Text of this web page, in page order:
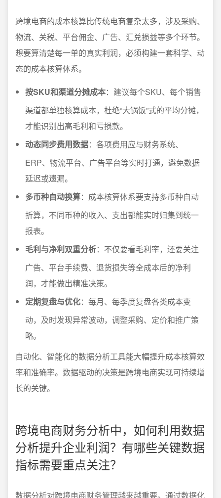
跨境电商的成本核算比传统电商复杂太多，涉及采购、
物流、关税、平台佣金、广告、汇兑损益等多个环节。
想要算清楚每一单的真实利润，必须构建一套科学、动
态的成本核算体系。
按SKU和渠道分摊成本：建议每个SKU、每个销售
渠道都单独核算成本，杜绝“大锅饭”式的平均分摊，
才能识别出高毛利和亏损款。
动态同步费用数据：各项费用应与财务系统、
ERP、物流平台、广告平台等实时打通，避免数据
延迟或遗漏。
多币种自动换算：成本核算体系要支持多币种自动
折算，不同币种的收入、支出都能实时归集到统一
报表。
毛利与净利双重分析：不仅要看毛利率，还要关注
广告、平台手续费、退货损失等全成本后的净利
润，才能做出精准决策。
定期复盘与优化：每月、每季度复盘各类成本变
动，及时发现异常波动，调整采购、定价和推广策
略。
自动化、智能化的数据分析工具能大幅提升成本核算效
率和准确率。数据驱动的决策是跨境电商实现可持续增
长的关键。
跨境电商财务分析中，如何利用数据
分析提升企业利润？有哪些关键数据
指标需要重点关注？
数据分析对跨境电商财务管理越来越重要。通过数据化